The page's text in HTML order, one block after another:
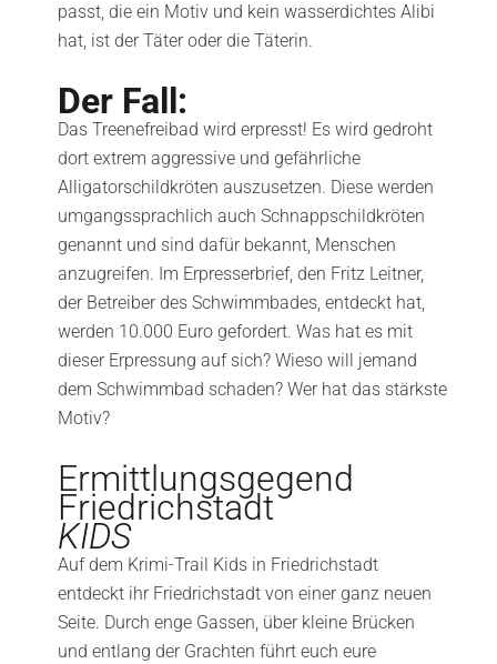
passt, die ein Motiv und kein wasserdichtes Alibi
hat, ist der Täter oder die Täterin.
Der Fall:
Das Treenefreibad wird erpresst! Es wird gedroht
dort extrem aggressive und gefährliche
Alligatorschildkröten auszusetzen. Diese werden
umgangssprachlich auch Schnappschildkröten
genannt und sind dafür bekannt, Menschen
anzugreifen. Im Erpresserbrief, den Fritz Leitner,
der Betreiber des Schwimmbades, entdeckt hat,
werden 10.000 Euro gefordert. Was hat es mit
dieser Erpressung auf sich? Wieso will jemand
dem Schwimmbad schaden? Wer hat das stärkste
Motiv?
Ermittlungsgegend
Friedrichstadt
KIDS
Auf dem Krimi-Trail Kids in Friedrichstadt
entdeckt ihr Friedrichstadt von einer ganz neuen
Seite. Durch enge Gassen, über kleine Brücken
und entlang der Grachten führt euch eure